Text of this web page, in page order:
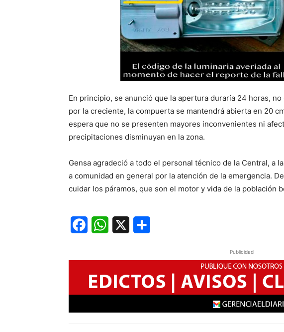
En principio, se anunció que la apertura duraría 24 horas,
por la creciente, la compuerta se mantendrá abierta en 20
espera que no se presenten mayores inconvenientes ni
precipitaciones disminuyan en la zona.
Gensa agradeció a todo el personal técnico de la Central, a
a comunidad en general por la atención de la emergencia.
cuidar los páramos, que son el motor y vida de la población
FacebookWhatsApp
Publicidad